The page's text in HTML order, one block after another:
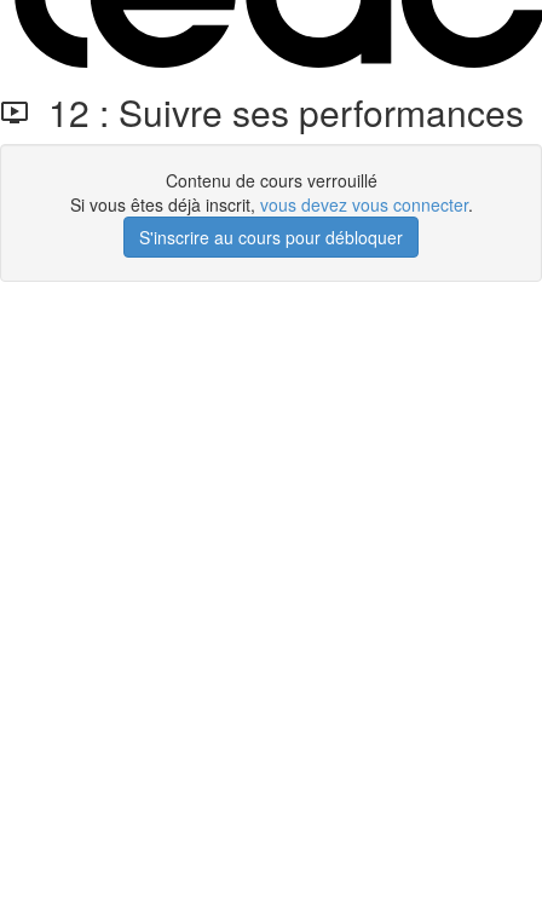
12 : Suivre ses performances
Contenu de cours verrouillé
Si vous êtes déjà inscrit, vous devez vous connecter.
S'inscrire au cours pour débloquer